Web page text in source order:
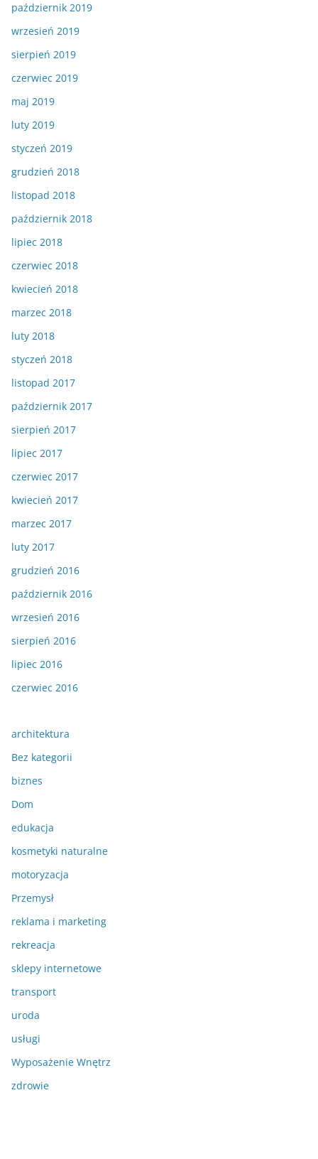
październik 2019
wrzesień 2019
sierpień 2019
czerwiec 2019
maj 2019
luty 2019
styczeń 2019
grudzień 2018
listopad 2018
październik 2018
lipiec 2018
czerwiec 2018
kwiecień 2018
marzec 2018
luty 2018
styczeń 2018
listopad 2017
październik 2017
sierpień 2017
lipiec 2017
czerwiec 2017
kwiecień 2017
marzec 2017
luty 2017
grudzień 2016
październik 2016
wrzesień 2016
sierpień 2016
lipiec 2016
czerwiec 2016
architektura
Bez kategorii
biznes
Dom
edukacja
kosmetyki naturalne
motoryzacja
Przemysł
reklama i marketing
rekreacja
sklepy internetowe
transport
uroda
usługi
Wyposażenie Wnętrz
zdrowie